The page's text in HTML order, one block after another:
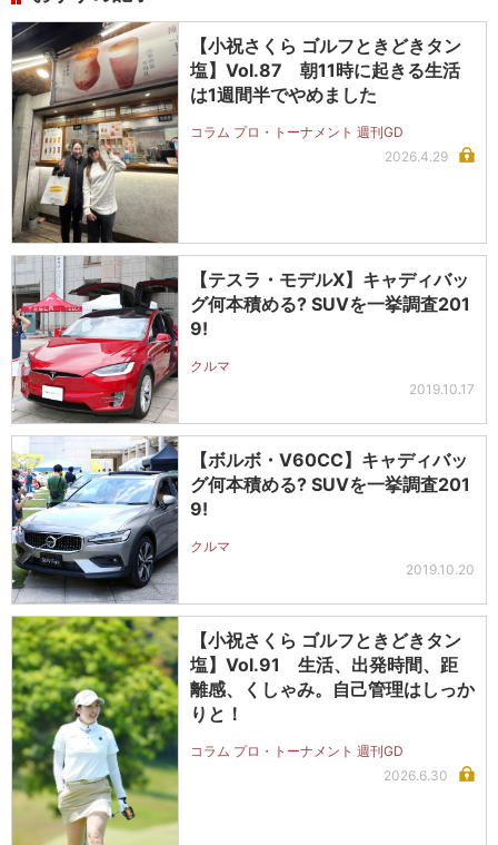
【小祝さくら ゴルフときどきタン
塩】Vol.87 朝11時に起きる生活
は1週間半でやめました
コラム プロ・トーナメント 週刊GD
2026.4.29
【テスラ・モデルX】キャディバッ
グ何本積める? SUVを一挙調査201
9!
クルマ
2019.10.17
【ボルボ・V60CC】キャディバッ
グ何本積める? SUVを一挙調査201
9!
クルマ
2019.10.20
【小祝さくら ゴルフときどきタン
塩】Vol.91 生活、出発時間、距
離感、くしゃみ。自己管理はしっか
りと！
コラム プロ・トーナメント 週刊GD
2026.6.30